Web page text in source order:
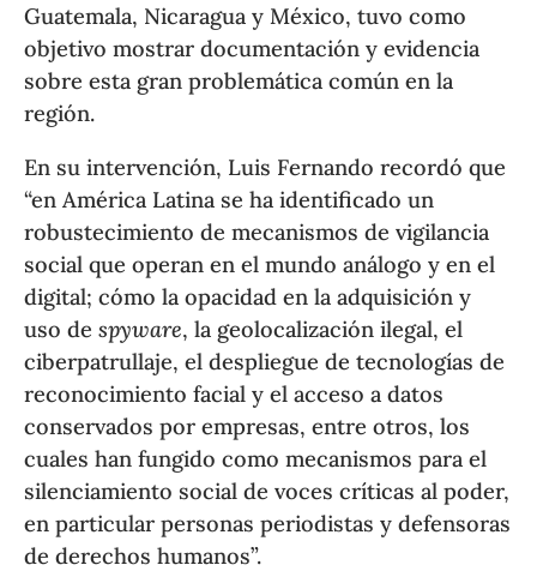
Guatemala, Nicaragua y México, tuvo como
objetivo mostrar documentación y evidencia
sobre esta gran problemática común en la
región.
En su intervención, Luis Fernando recordó que
“en América Latina se ha identificado un
robustecimiento de mecanismos de vigilancia
social que operan en el mundo análogo y en el
digital; cómo la opacidad en la adquisición y
uso despyware, la geolocalización ilegal, el
ciberpatrullaje, el despliegue de tecnologías de
reconocimiento facial y el acceso a datos
conservados por empresas, entre otros, los
cuales han fungido como mecanismos para el
silenciamiento social de voces críticas al poder,
en particular personas periodistas y defensoras
de derechos humanos”.